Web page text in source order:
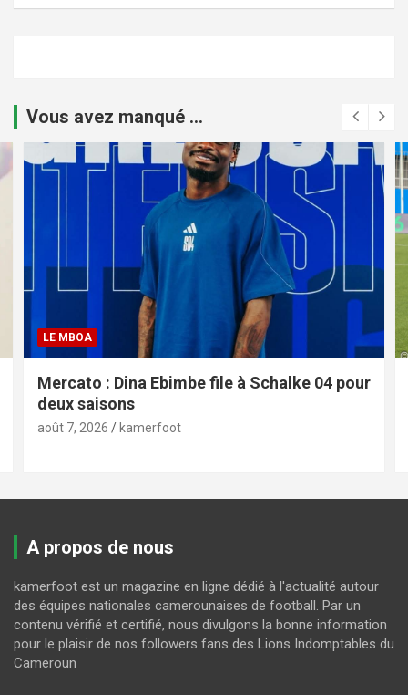
Vous avez manqué ...
LE MBOA
Mercato : Dina Ebimbe file à Schalke 04 pour
deux saisons
août 7, 2026 kamerfoot
A propos de nous
kamerfoot est un magazine en ligne dédié à l'actualité autour
des équipes nationales camerounaises de football. Par un
contenu vérifié et certifié, nous divulgons la bonne information
pour le plaisir de nos followers fans des Lions Indomptables du
Cameroun